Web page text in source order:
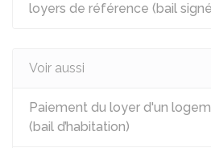
loyers de référence (bail
Voir aussi
Paiement du loyer d'un
(bail d’habitation)